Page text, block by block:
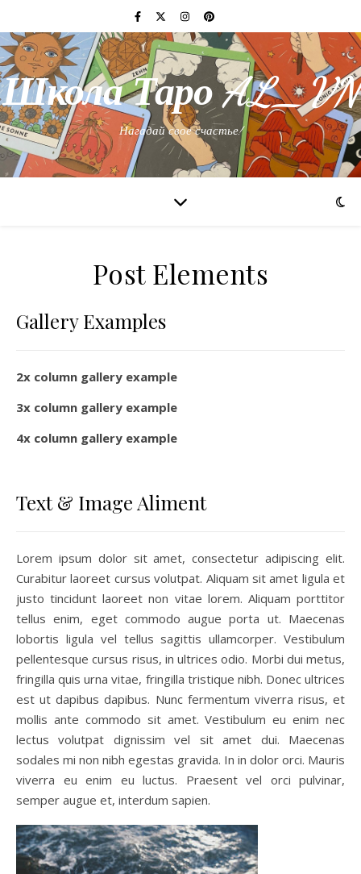
Школа Таро AL_VN
Нагадай свое счастье!
Post Elements
Gallery Examples
2x column gallery example
3x column gallery example
4x column gallery example
Text & Image Aliment
Lorem ipsum dolor sit amet, consectetur adipiscing elit.
Curabitur laoreet cursus volutpat. Aliquam sit amet ligula et
justo tincidunt laoreet non vitae lorem. Aliquam porttitor
tellus enim, eget commodo augue porta ut. Maecenas
lobortis ligula vel tellus sagittis ullamcorper. Vestibulum
pellentesque cursus risus, in ultrices odio. Morbi dui metus,
fringilla quis urna vitae, fringilla tristique nibh. Donec ultrices
est ut dapibus dapibus. Nunc fermentum viverra risus, et
mollis ante commodo sit amet. Vestibulum eu enim nec
lectus volutpat dignissim vel sit amet dui. Maecenas
sodales mi non nibh egestas gravida. In in dolor orci. Mauris
viverra eu enim eu luctus. Praesent vel orci pulvinar,
semper augue et, interdum sapien.